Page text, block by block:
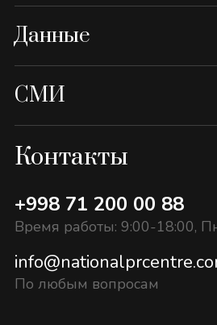
Данные
СМИ
Контакты
+998 71 200 00 88
Время работы: 9:00-18:00,
По любым вопросам